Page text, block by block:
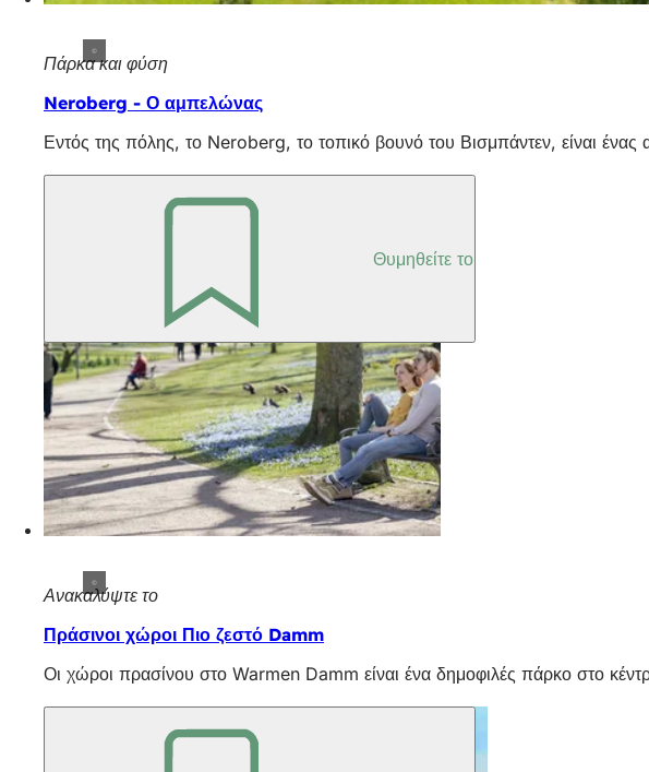
Πάρκα και φύση
Neroberg - Ο αμπελώνας
Εντός της πόλης, το Neroberg, το τοπικό βουνό του Βισμπάντεν, είναι
Θυμηθείτε το
Ανακαλύψτε το
Πράσινοι χώροι Πιο ζεστό Damm
Οι χώροι πρασίνου στο Warmen Damm είναι ένα δημοφιλές πάρκο στο